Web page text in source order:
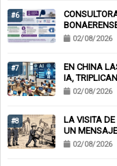
#6
KICILLOF-
02/08/2026
#7
EN CHINA
IA,
02/08/2026
#8
LA VISITA DE
UN
02/08/2026